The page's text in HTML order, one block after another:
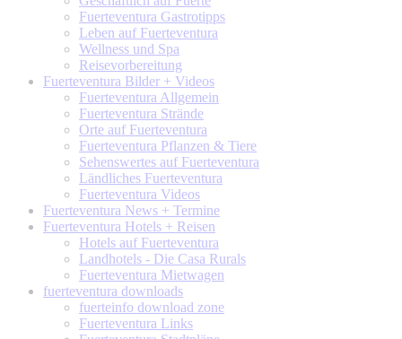
Fuerteventura Gastrotipps
Leben auf Fuerteventura
Wellness und Spa
Reisevorbereitung
Fuerteventura Bilder + Videos
Fuerteventura Allgemein
Fuerteventura Strände
Orte auf Fuerteventura
Fuerteventura Pflanzen & Tiere
Sehenswertes auf Fuerteventura
Ländliches Fuerteventura
Fuerteventura Videos
Fuerteventura News + Termine
Fuerteventura Hotels + Reisen
Hotels auf Fuerteventura
Landhotels - Die Casa Rurals
Fuerteventura Mietwagen
fuerteventura downloads
fuerteinfo download zone
Fuerteventura Links